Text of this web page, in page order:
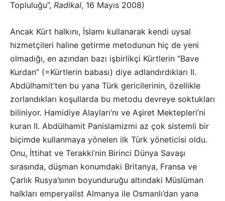
Topluluğu”, Radikal, 16 Mayıs 2008)
Ancak Kürt halkını, İslamı kullanarak kendi uysal
hizmetçileri haline getirme metodunun hiç de yeni
olmadığı, en azından bazı işbirlikçi Kürtlerin “Bave
Kurdan” (=Kürtlerin babası) diye adlandırdıkları II.
Abdülhamit’ten bu yana Türk gericilerinin, özellikle
zorlandıkları koşullarda bu metodu devreye soktukları
biliniyor. Hamidiye Alayları’nı ve Aşiret Mektepleri’ni
kuran II. Abdülhamit Panislamizmi az çok sistemli bir
biçimde kullanmaya yönelen ilk Türk yöneticisi oldu.
Onu, İttihat ve Terakki’nin Birinci Dünya Savaşı
sırasında, düşman konumdaki Britanya, Fransa ve
Çarlık Rusya’sının boyunduruğu altındaki Müslüman
halkları emperyalist Almanya ile Osmanlı’dan yana